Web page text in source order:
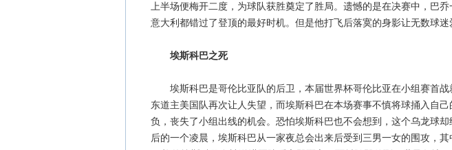
上半场便梅开二度，为球队获胜奠定了胜局。遗憾的是在决赛中，巴
意大利都错过了登顶的最好时机。但是他打飞后落寞的身影让无数球迷
埃斯科巴之死
埃斯科巴是哥伦比亚队的后卫，本届世界杯哥伦比亚在小组赛首战
东道主美国队再次让人失望，而埃斯科巴在本场赛事不慎将球捅入自
负，丧失了小组出线的机会。恐怕埃斯科巴也不会想到，这个乌龙球
后的一个凌晨，埃斯科巴从一家夜总会出来后受到三男一女的围攻，